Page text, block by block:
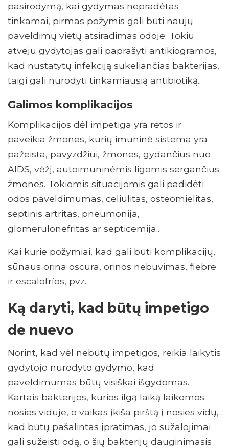
pasirodymą, kai gydymas nepradėtas
tinkamai, pirmas požymis gali būti naujų
paveldimų vietų atsiradimas odoje. Tokiu
atveju gydytojas gali paprašyti antikiogramos,
kad nustatytų infekciją sukeliančias bakterijas,
taigi gali nurodyti tinkamiausią antibiotiką..
Galimos komplikacijos
Komplikacijos dėl impetiga yra retos ir
paveikia žmones, kurių imuninė sistema yra
pažeista, pavyzdžiui, žmones, gydančius nuo
AIDS, vėžį, autoimuninėmis ligomis sergančius
žmones. Tokiomis situacijomis gali padidėti
odos paveldimumas, celiulitas, osteomielitas,
septinis artritas, pneumonija,
glomerulonefritas ar septicemija..
Kai kurie požymiai, kad gali būti komplikacijų,
sūnaus orina oscura, orinos nebuvimas, fiebre
ir escalofríos, pvz..
Ką daryti, kad būtų impetigo
de nuevo
Norint, kad vėl nebūtų impetigos, reikia laikytis
gydytojo nurodyto gydymo, kad
paveldimumas būtų visiškai išgydomas.
Kartais bakterijos, kurios ilgą laiką laikomos
nosies viduje, o vaikas įkiša pirštą į nosies vidų,
kad būtų pašalintas įpratimas, jo sužalojimai
gali sužeisti odą, o šių bakterijų dauginimasis